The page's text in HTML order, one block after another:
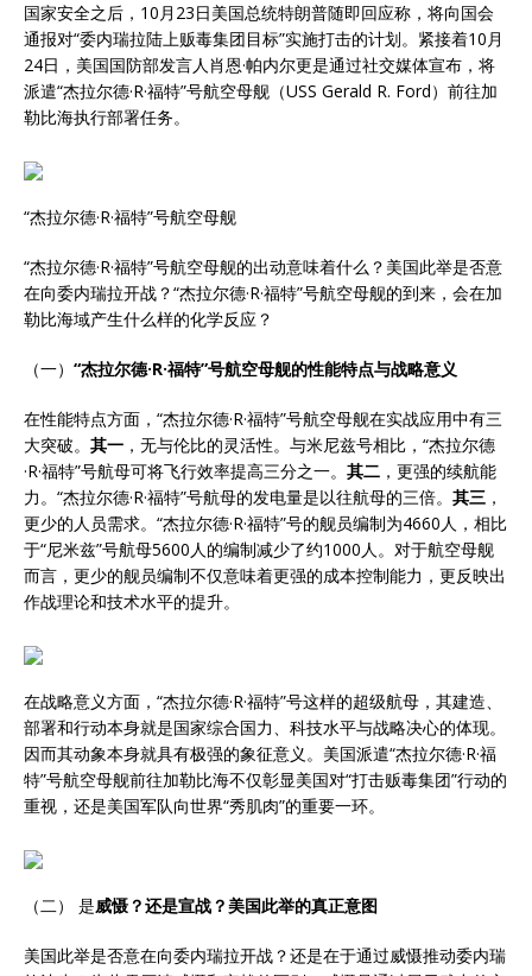
国家安全之后，10月23日美国总统特朗普随即回应称，将向国会
通报对“委内瑞拉陆上贩毒集团目标”实施打击的计划。紧接着10月
24日，美国国防部发言人肖恩·帕内尔更是通过社交媒体宣布，将
派遣“杰拉尔德·R·福特”号航空母舰（USS Gerald R. Ford）前往加
勒比海执行部署任务。
“杰拉尔德·R·福特”号航空母舰
“杰拉尔德·R·福特”号航空母舰的出动意味着什么？美国此举是否意
在向委内瑞拉开战？“杰拉尔德·R·福特”号航空母舰的到来，会在加
勒比海域产生什么样的化学反应？
（一） “杰拉尔德·R·福特”号航空母舰的性能特点与战略意义
在性能特点方面，“杰拉尔德·R·福特”号航空母舰在实战应用中有三
大突破。 其一 ，无与伦比的灵活性。与米尼兹号相比，“杰拉尔德
·R·福特”号航母可将飞行效率提高三分之一。 其二 ，更强的续航能
力。“杰拉尔德·R·福特”号航母的发电量是以往航母的三倍。 其三 ，
更少的人员需求。“杰拉尔德·R·福特”号的舰员编制为4660人，相比
于“尼米兹”号航母5600人的编制减少了约1000人。对于航空母舰
而言，更少的舰员编制不仅意味着更强的成本控制能力，更反映出
作战理论和技术水平的提升。
在战略意义方面，“杰拉尔德·R·福特”号这样的超级航母，其建造、
部署和行动本身就是国家综合国力、科技水平与战略决心的体现。
因而其动象本身就具有极强的象征意义。美国派遣“杰拉尔德·R·福
特”号航空母舰前往加勒比海不仅彰显美国对“打击贩毒集团”行动的
重视，还是美国军队向世界“秀肌肉”的重要一环。
（二） 是威慑？还是宣战？美国此举的真正意图
美国此举是否意在向委内瑞拉开战？还是在于通过威慑推动委内瑞